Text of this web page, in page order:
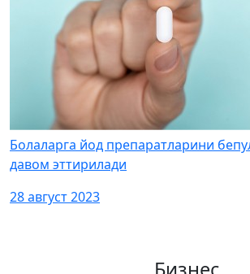
Болаларга йод препаратларини
давом эттирилади
28 август 2023